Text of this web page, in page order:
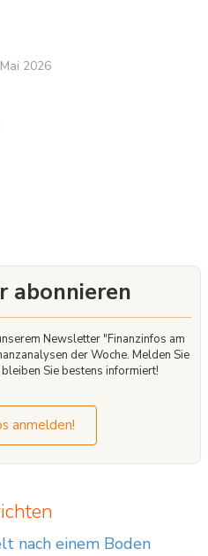
2026
abonnieren
Newsletter "Finanzinfos am
der Woche. Melden Sie
Sie bestens informiert!
anmelden!
nach einem Boden